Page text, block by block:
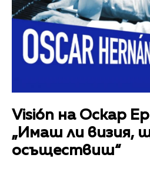
Visión на Оскар
„Имаш ли визия,
осъществиш“